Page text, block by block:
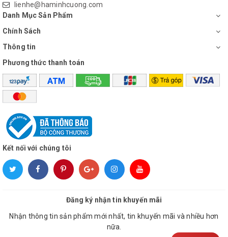
lienhe@haminhcuong.com
Danh Mục Sản Phẩm
Chính Sách
Thông tin
Phương thức thanh toán
Kết nối với chúng tôi
Đăng ký nhận tin khuyến mãi
Nhận thông tin sản phẩm mới nhất, tin khuyến mãi và nhiều hơn
nữa.